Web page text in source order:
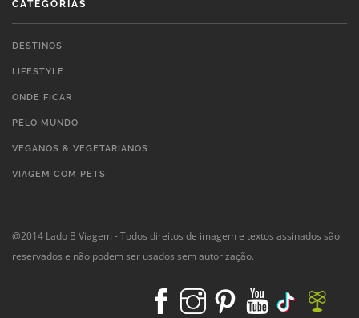
CATEGORIAS
DESTINOS
LIFESTYLE
ONDE FICAR
PELO MUNDO
VEGANOS & VEGETARIANOS
VIAGEM COM PETS
@2014 Lado B Viagem - Todos direitos de imagem e textos assinados são
reservados e não podem ser usados sem autorização.